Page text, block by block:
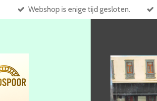
Webshop is enige tijd gesloten.